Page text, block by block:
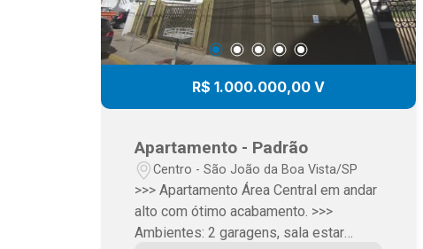
funcional.?? Segurança Máxima e
Tecnologia:Portão automático rápido.
Sistema de alarme monitorado.Câmeras
de segurança instaladas.Cerca elétrica
em todo o perímetro.? Valores e
Construída: 255 m² Investimento: R$
990.000,00
R$ 1.000.000,00 V
Apartamento - Padrão
Centro - São João da Boa Vista/SP
>>> Apartamento Área Central em andar
alto com ótimo acabamento. >>>
Ambientes: 2 garagens, sala estar